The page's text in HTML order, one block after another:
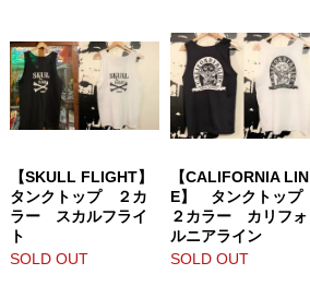
【SKULL FLIGHT】
タンクトップ ２カ
ラー スカルフライ
ト
SOLD OUT
【CALIFORNIA LIN
E】 タンクトップ
２カラー カリフォ
ルニアライン
SOLD OUT